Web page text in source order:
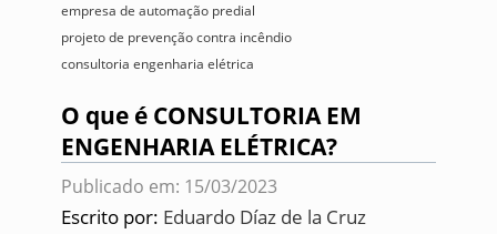
empresa de automação predial
projeto de prevenção contra incêndio
consultoria engenharia elétrica
O que é CONSULTORIA EM
ENGENHARIA ELÉTRICA?
Publicado em: 15/03/2023
Escrito por: Eduardo Díaz de la Cruz